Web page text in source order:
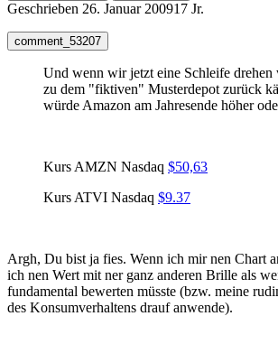
Geschrieben 26. Januar 200917 Jr.
comment_53207
Und wenn wir jetzt eine Schleife drehen
zu dem "fiktiven" Musterdepot zurück
würde Amazon am Jahresende höher
Kurs AMZN Nasdaq $50,63
Kurs ATVI Nasdaq $9.37
Argh, Du bist ja fies. Wenn ich mir nen Chart
ich nen Wert mit ner ganz anderen Brille als
fundamental bewerten müsste (bzw. meine
des Konsumverhaltens drauf anwende).